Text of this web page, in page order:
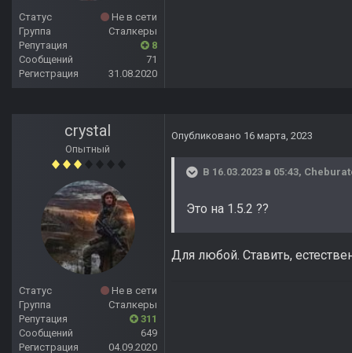
Статус
Не в сети
Группа
Сталкеры
Репутация
8
Сообщений
71
Регистрация
31.08.2020
crystal
Опытный
Статус
Не в сети
Группа
Сталкеры
Репутация
311
Сообщений
649
Регистрация
04.09.2020
Опубликовано 16 марта, 2023
В 16.03.2023 в 05:43,
Это на 1.5.2 ??
Для любой. Ставить,